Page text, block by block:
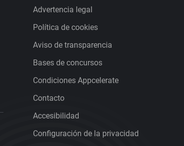
Advertencia legal
Política de cookies
Aviso de transparencia
Bases de concursos
Condiciones Appcelerate
Contacto
Accesibilidad
Configuración de la privacidad